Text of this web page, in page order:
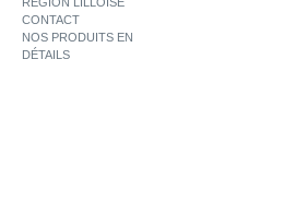
CONTACT
NOS PRODUITS EN
DÉTAILS